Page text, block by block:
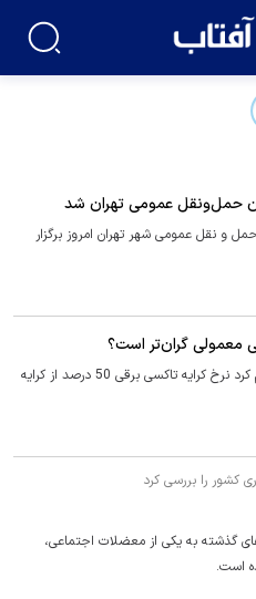
ناوگان حمل و نقل عمومی شهر تهران امروز برگزار
معمولی گران‌تر است؟
سرپرست سازمان تاکسیرانی شهر تهران اعلام کرد نرخ کرایه تاکسی برقی 50 درصد از کرایه
کشور را بررسی کرد
گذشته به یکی از معضلات اجتماعی،
است.